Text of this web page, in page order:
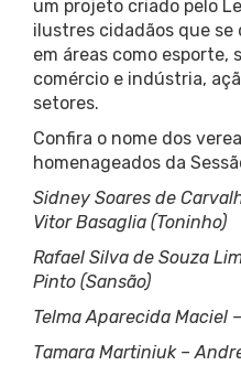
um projeto criado pelo
ilustres cidadãos que se
em áreas como esporte,
comércio e indústria,
setores.
Confira o nome dos
homenageados da
Sidney Soares de
Vitor Basaglia (Toninho)
Rafael Silva de Souza
Pinto (Sansão)
Telma Aparecida Maciel
Tamara Martiniuk –